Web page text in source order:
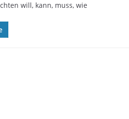
will, kann, muss, wie